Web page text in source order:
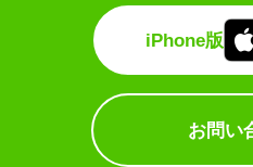
iPhone版
お問い